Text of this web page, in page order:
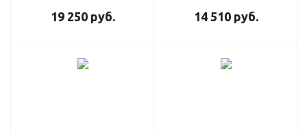
19 250руб. 14 510руб.